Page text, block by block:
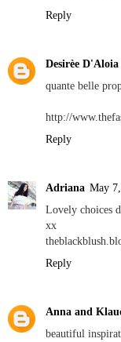
Reply
Desirèe D'Aloia
quante belle
http://
Reply
Adriana May
Lovely choices
xx
Reply
Anna and
beautiful